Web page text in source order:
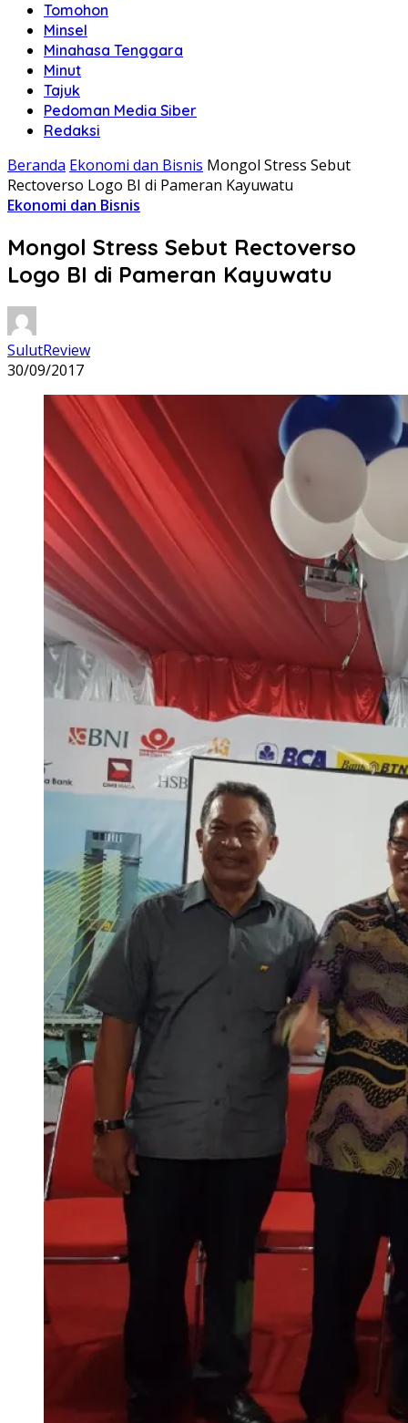
Tomohon
Minsel
Minahasa Tenggara
Minut
Tajuk
Pedoman Media Siber
Redaksi
Beranda Ekonomi dan Bisnis Mongol Stress Sebut
Rectoverso Logo BI di Pameran Kayuwatu
Ekonomi dan Bisnis
Mongol Stress Sebut Rectoverso
Logo BI di Pameran Kayuwatu
SulutReview
30/09/2017